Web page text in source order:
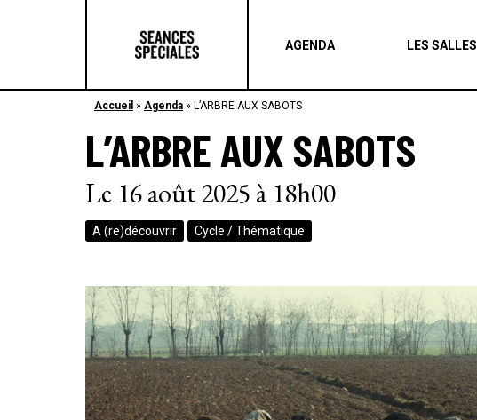
AGENDA LES SALLES
Accueil » Agenda » L’ARBRE AUX SABOTS
L’ARBRE AUX SABOTS
Le 16 août 2025 à 18h00
A (re)découvrir Cycle / Thématique